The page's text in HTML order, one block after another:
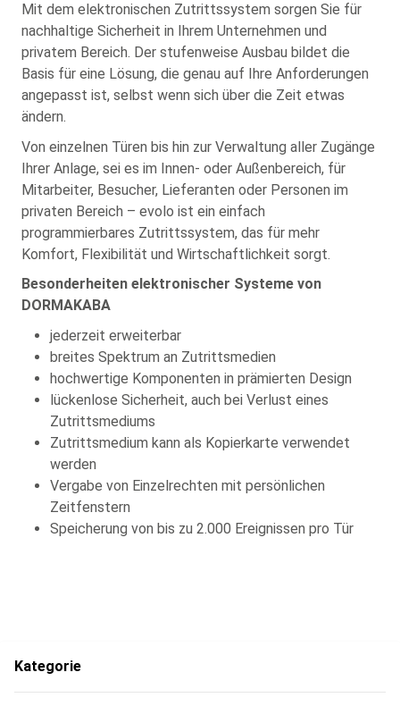
Mit dem elektronischen Zutrittssystem sorgen Sie für
nachhaltige Sicherheit in Ihrem Unternehmen und
privatem Bereich. Der stufenweise Ausbau bildet die
Basis für eine Lösung, die genau auf Ihre Anforderungen
angepasst ist, selbst wenn sich über die Zeit etwas
ändern.
Von einzelnen Türen bis hin zur Verwaltung aller Zugänge
Ihrer Anlage, sei es im Innen- oder Außenbereich, für
Mitarbeiter, Besucher, Lieferanten oder Personen im
privaten Bereich – evolo ist ein einfach
programmierbares Zutrittssystem, das für mehr
Komfort, Flexibilität und Wirtschaftlichkeit sorgt.
Besonderheiten elektronischer Systeme von
DORMAKABA
jederzeit erweiterbar
breites Spektrum an Zutrittsmedien
hochwertige Komponenten in prämierten Design
lückenlose Sicherheit, auch bei Verlust eines
Zutrittsmediums
Zutrittsmedium kann als Kopierkarte verwendet
werden
Vergabe von Einzelrechten mit persönlichen
Zeitfenstern
Speicherung von bis zu 2.000 Ereignissen pro Tür
Kategorie